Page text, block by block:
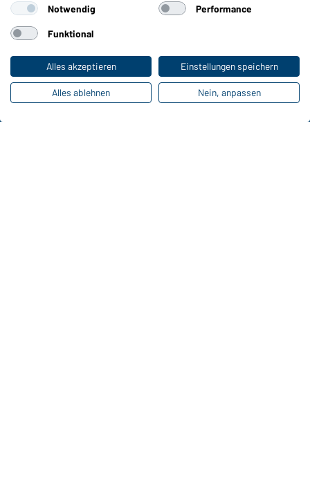
Notwendig Performance
Funktional
Alles akzeptieren Einstellungen speichern
Alles ablehnen Nein, anpassen